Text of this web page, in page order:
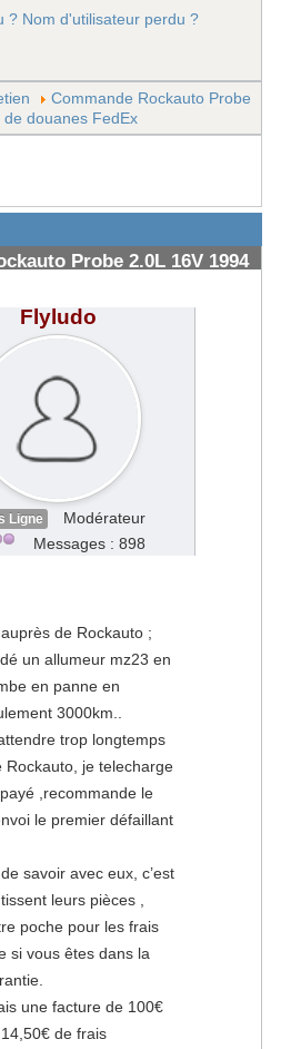
? Nom d'utilisateur perdu ?
Commande Rockauto Probe
douanes FedEx
Probe 2.0L 16V 1994
Flyludo
Ligne
Modérateur
Messages : 898
de Rockauto ;
un allumeur mz23 en
en panne en
3000km..
trop longtemps
Rockauto, je telecharge
,recommande le
le premier défaillant
savoir avec eux, c’est
leurs pièces ,
poche pour les frais
si vous êtes dans la
une facture de 100€
de frais